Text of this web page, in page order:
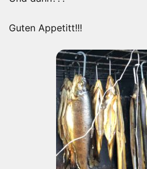
Guten Appetitt!!!